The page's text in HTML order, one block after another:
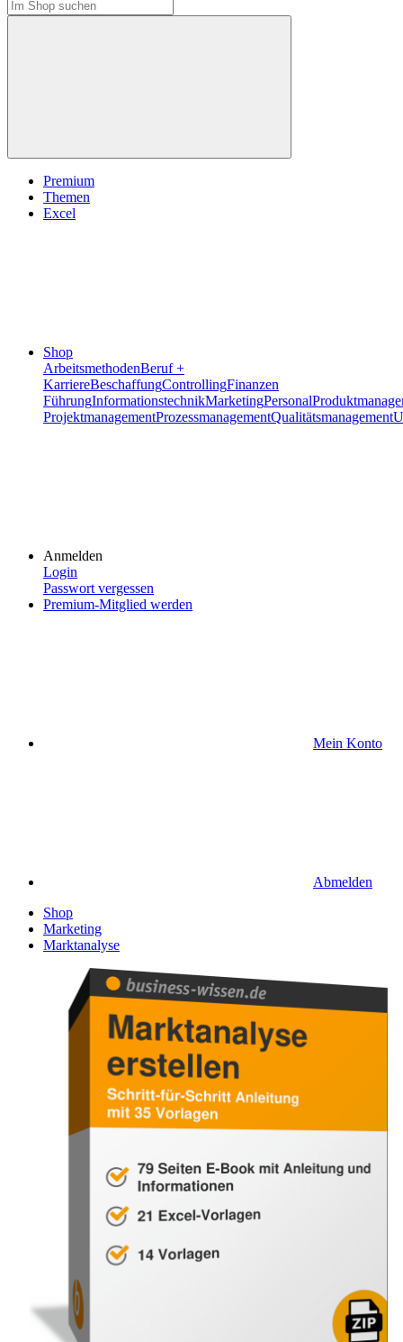
Premium
Themen
Excel
Shop
ArbeitsmethodenBeruf +
KarriereBeschaffungControllingFinanzen
FührungInformationstechnikMarketingPersonal
ProjektmanagementProzessmanagementQualitätsmanagement
Anmelden
Login
Passwort vergessen
Premium-Mitglied werden
Mein Konto
Abmelden
Shop
Marketing
Marktanalyse